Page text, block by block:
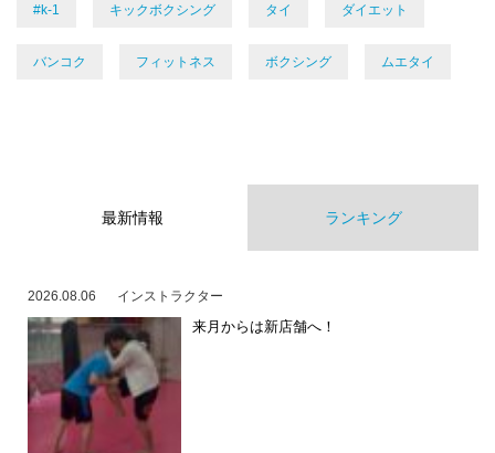
#k-1 キックボクシング タイ ダイエット
バンコク フィットネス ボクシング ムエタイ
最新情報 ランキング
2026.08.06 インストラクター
来月からは新店舗へ！